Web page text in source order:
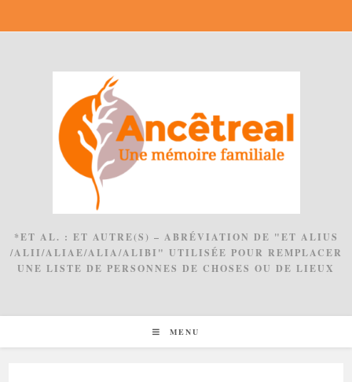
*ET AL. : ET AUTRE(S) – ABRÉVIATION DE "ET ALIUS
/ALII/ALIAE/ALIA/ALIBI" UTILISÉE POUR REMPLACER
UNE LISTE DE PERSONNES DE CHOSES OU DE LIEUX
MENU